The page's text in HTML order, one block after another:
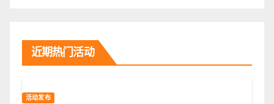
近期热门活动
活动发布